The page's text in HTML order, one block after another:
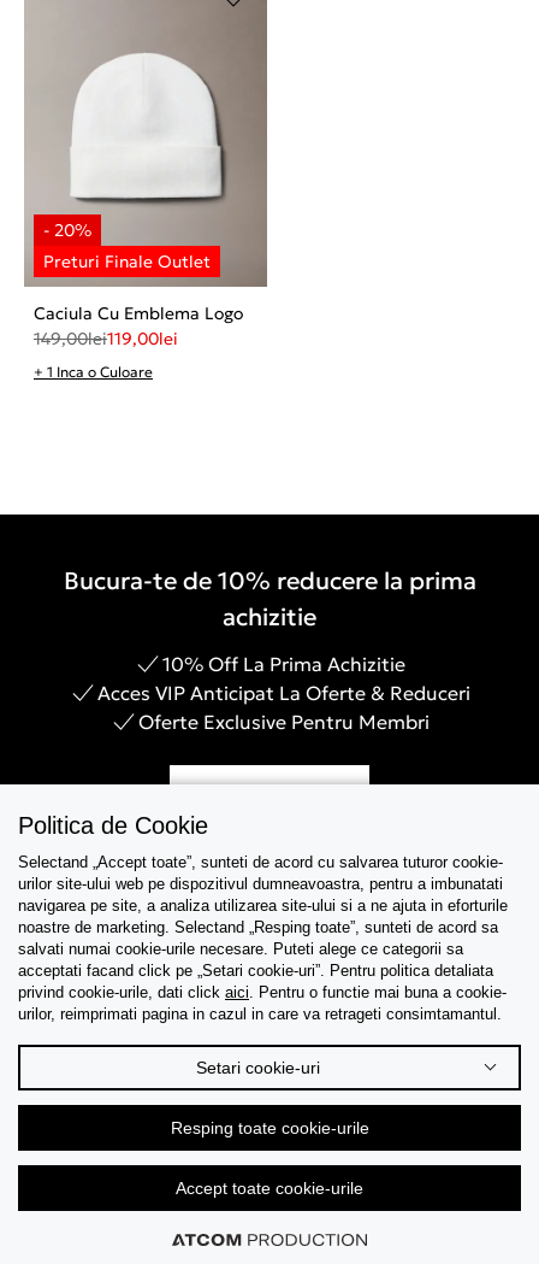
Caciula Cu Emblema Logo
149,00lei119,00lei
+ 1 Inca o Culoare
Bucura-te de 10% reducere la prima
achizitie
10% Off La Prima Achizitie
Acces VIP Anticipat La Oferte & Reduceri
Oferte Exclusive Pentru Membri
Asistenta
Colectii
Tips & Guides
Despre noi
Politica de Cookie
Selectand „Accept toate”, sunteti de acord cu salvarea tuturor cookie-
urilor site-ului web pe dispozitivul dumneavoastra, pentru a imbunatati
navigarea pe site, a analiza utilizarea site-ului si a ne ajuta in eforturile
noastre de marketing. Selectand „Resping toate”, sunteti de acord sa
salvati numai cookie-urile necesare. Puteti alege ce categorii sa
acceptati facand click pe „Setari cookie-uri”. Pentru politica detaliata
privind cookie-urile, dati click aici. Pentru o functie mai buna a cookie-
urilor, reimprimati pagina in cazul in care va retrageti consimtamantul.
Setari cookie-uri
Resping toate cookie-urile
Accept toate cookie-urile